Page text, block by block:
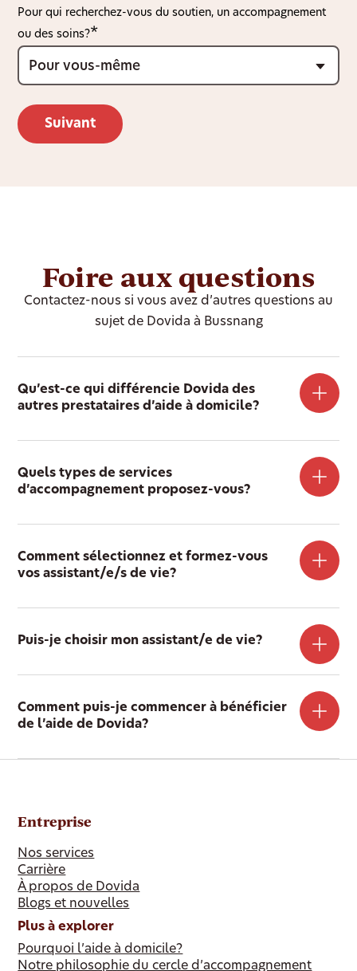
Pour qui recherchez-vous du soutien, un accompagnement
ou des soins?
Foire aux questions
Contactez-nous si vous avez d’autres questions au
sujet de Dovida à Bussnang
Qu’est-ce qui différencie Dovida des
autres prestataires d’aide à domicile?
Quels types de services
d’accompagnement proposez-vous?
Comment sélectionnez et formez-vous
vos assistant/e/s de vie?
Puis-je choisir mon assistant/e de vie?
Comment puis-je commencer à bénéficier
de l’aide de Dovida?
Entreprise
Nos services
Carrière
À propos de Dovida
Blogs et nouvelles
Plus à explorer
Pourquoi l’aide à domicile?
Notre philosophie du cercle d’accompagnement